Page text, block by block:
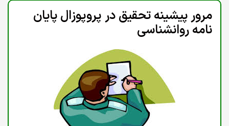
مرور پیشینه تحقیق در پروپوزال پایان
نامه روانشناسی